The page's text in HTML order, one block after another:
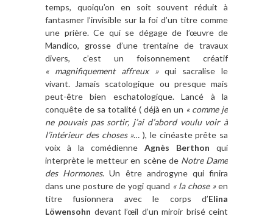
temps, quoiqu’on en soit souvent réduit à
fantasmer l’invisible sur la foi d’un titre comme
une prière. Ce qui se dégage de l’œuvre de
Mandico, grosse d’une trentaine de travaux
divers, c’est un foisonnement créatif
« magnifiquement affreux »qui sacralise le
vivant. Jamais scatologique ou presque mais
peut-être bien eschatologique. Lancé à la
conquête de sa totalité ( déjà en un « comme je
ne pouvais pas sortir, j’ai d’abord voulu voir à
l’intérieur des choses »… ), le cinéaste prête sa
voix à la comédienne Agnès Berthon qui
interprète le metteur en scène de Notre Dame
des Hormones. Un être androgyne qui finira
dans une posture de yogi quand « la chose »en
titre fusionnera avec le corps d’Elina
Löwensohn devant l’œil d’un miroir brisé ceint